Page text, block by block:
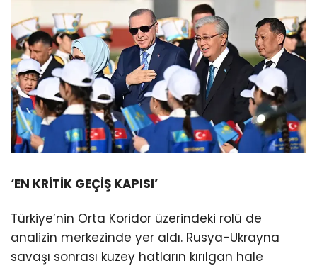
‘EN KRİTİK GEÇİŞ KAPISI’
Türkiye’nin Orta Koridor üzerindeki rolü de
analizin merkezinde yer aldı. Rusya-Ukrayna
savaşı sonrası kuzey hatların kırılgan hale